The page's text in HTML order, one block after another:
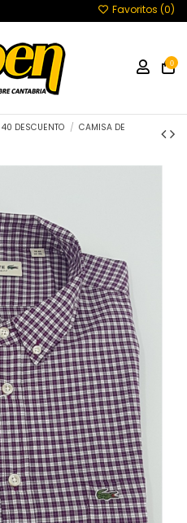
Favoritos (0)
0
40 DESCUENTO
CAMISA DE